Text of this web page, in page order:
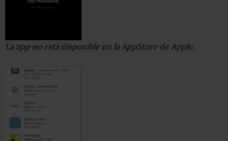
La app no está disponible en la AppStore de Apple.